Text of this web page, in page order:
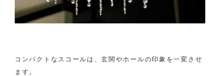
コンパクトなスコールは、玄関やホールの印象を一変させ
ます。